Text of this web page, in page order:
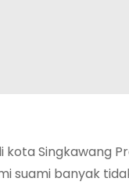
Singkawang
suami banyak